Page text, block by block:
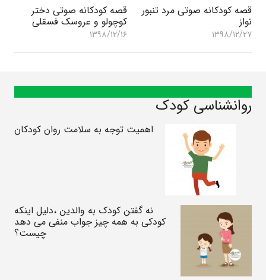
قصه کودکانه صوتی مرد تنبور
نواز
۱۳۹۸/۱۲/۲۷
قصه کودکانه صوتی دختر
کوچولو و عروسک فسقلی
۱۳۹۸/۱۲/۱۶
روانشناسی کودک
اهمیت توجه به سلامت روان کودکان
نه گفتن کودک به والدین ،دلیل اینکه
کودکی به همه چیز جواب منفی می دهد
چیست؟